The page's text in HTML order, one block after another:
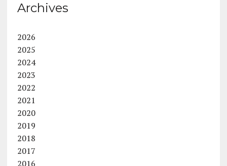
Archives
2026
2025
2024
2023
2022
2021
2020
2019
2018
2017
2016